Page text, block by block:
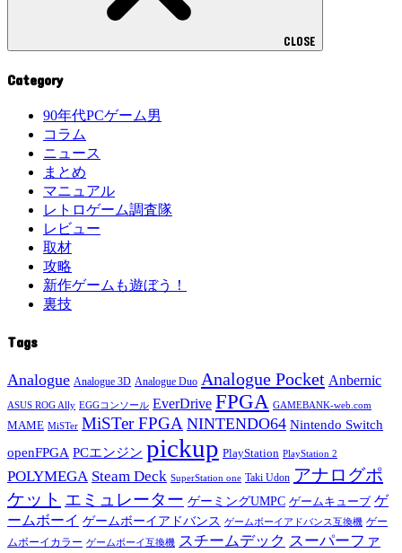
CLOSE
Category
90年代PCゲーム男
コラム
ニュース
まとめ
マニュアル
レトロゲーム調査隊
レビュー
取材
攻略
新作ゲームも遊ぼう！
裏技
Tags
Analogue Analogue 3D Analogue Duo Analogue Pocket Anbernic
ASUS ROG Ally EGGコンソール EverDrive FPGA GAMEBANK-web.com
MAME MiSTer MiSTer FPGA NINTENDO64 Nintendo Switch
openFPGA PCエンジン pickup PlayStation PlayStation 2
POLYMEGA Steam Deck SuperStation one Taki Udon アナログポ
ケット エミュレーター ゲーミングUMPC ゲームキューブ ゲ
ームボーイ ゲームボーイアドバンス ゲームボーイアドバンス互換機 ゲー
ムボーイカラー ゲームボーイ互換機 スチームデック スーパーファ